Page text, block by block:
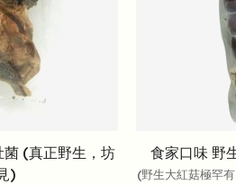
菌 (真正野生，坊
)
食家口味 野
(野生大紅菇極罕